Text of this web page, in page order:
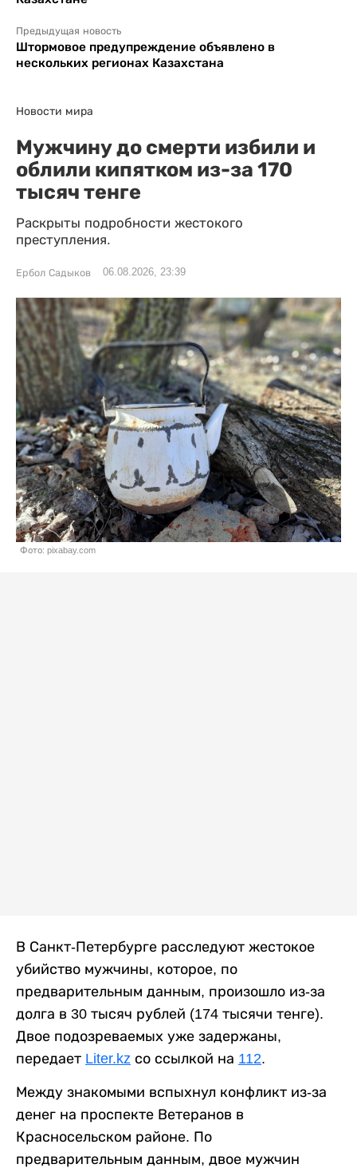
Предыдущая новость
Штормовое предупреждение объявлено в
нескольких регионах Казахстана
Новости мира
Мужчину до смерти избили и
облили кипятком из-за 170
тысяч тенге
Раскрыты подробности жестокого
преступления.
Ербол Садыков 06.08.2026, 23:39
Фото: pixabay.com
В Санкт-Петербурге расследуют жестокое
убийство мужчины, которое, по
предварительным данным, произошло из-за
долга в 30 тысяч рублей (174 тысячи тенге).
Двое подозреваемых уже задержаны,
передает Liter.kz со ссылкой на 112.
Между знакомыми вспыхнул конфликт из-за
денег на проспекте Ветеранов в
Красносельском районе. По
предварительным данным, двое мужчин